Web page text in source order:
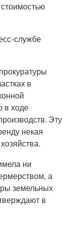
службе
в
в ходе
Эту
некая
ни
а
земельных
в